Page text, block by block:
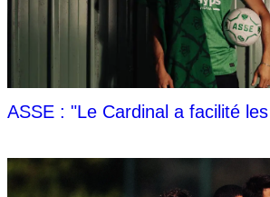
ASSE : "Le Cardinal a facilité